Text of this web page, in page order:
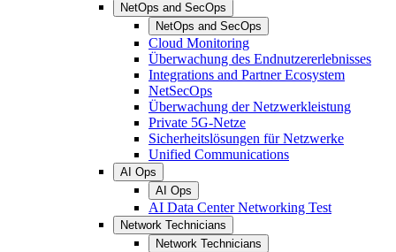
NetOps and SecOps
NetOps and SecOps
Cloud Monitoring
Überwachung des Endnutzererlebnisses
Integrations and Partner Ecosystem
NetSecOps
Überwachung der Netzwerkleistung
Private 5G-Netze
Sicherheitslösungen für Netzwerke
Unified Communications
AI Ops
AI Ops
AI Data Center Networking Test
Network Technicians
Network Technicians